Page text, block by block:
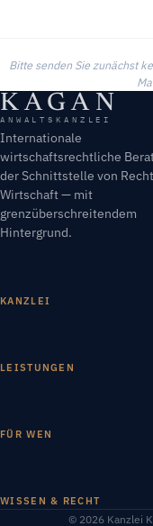
Bitte senden Sie zunächst
KAGAN
ANWALTSKANZLEI
Internationale
wirtschaftsrechtliche
der Schnittstelle von
Wirtschaft — mit
grenzüberschreitendem
Hintergrund.
KANZLEI
LEISTUNGEN
FÜR WEN
WISSEN & RECHT
© 2026 Kanzlei